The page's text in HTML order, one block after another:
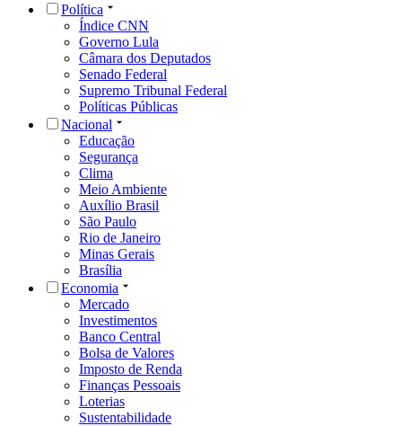
Política
Índice CNN
Governo Lula
Câmara dos Deputados
Senado Federal
Supremo Tribunal Federal
Políticas Públicas
Nacional
Educação
Segurança
Clima
Meio Ambiente
Auxílio Brasil
São Paulo
Rio de Janeiro
Minas Gerais
Brasília
Economia
Mercado
Investimentos
Banco Central
Bolsa de Valores
Imposto de Renda
Finanças Pessoais
Loterias
Sustentabilidade